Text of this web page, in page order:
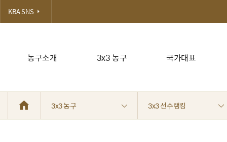
농구소개 3x3 농구 국가대표
KBA SNS
3x3 농구 3x3 선수랭킹